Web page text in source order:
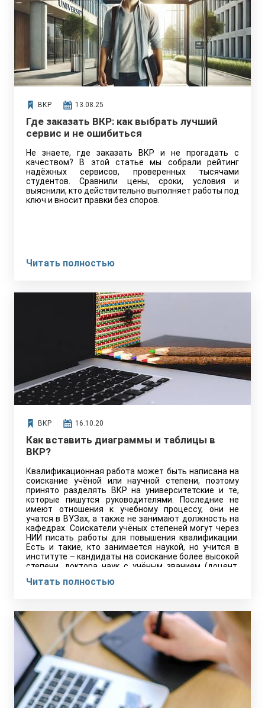
ВКР 13.08.25
Где заказать ВКР: как выбрать лучший
сервис и не ошибиться
Не знаете, где заказать ВКР и не прогадать с
качеством? В этой статье мы собрали рейтинг
надёжных сервисов, проверенных тысячами
студентов. Сравнили цены, сроки, условия и
выяснили, кто действительно выполняет работы под
ключ и вносит правки без споров.
Читать полностью
ВКР 16.10.20
Как вставить диаграммы и таблицы в
ВКР?
Квалификационная работа может быть написана на
соискание учёной или научной степени, поэтому
принято разделять ВКР на университетские и те,
которые пишутся руководителями. Последние не
имеют отношения к учебному процессу, они не
учатся в ВУЗах, а также не занимают должность на
кафедрах. Соискатели учёных степеней могут через
НИИ писать работы для повышения квалификации.
Есть и такие, кто занимается наукой, но учится в
институте – кандидаты на соискание более высокой
степени, доктора наук с учёным званием (доцент,
Читать полностью